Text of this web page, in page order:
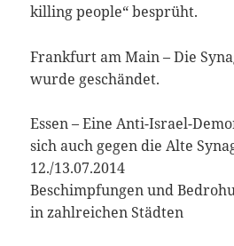
killing people“ besprüht.
Frankfurt am Main – Die
wurde geschändet.
Essen – Eine Anti-Israel-
sich auch gegen die Alte
12./13.07.2014
Beschimpfungen und
in zahlreichen Städten